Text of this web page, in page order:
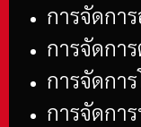
การจัดกา
การจัดกา
การจัดกา
การจัดกา